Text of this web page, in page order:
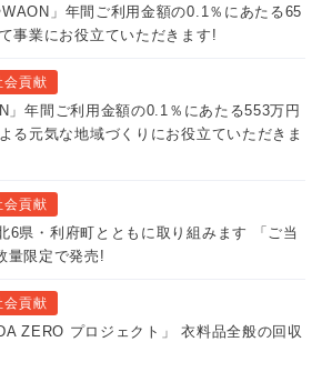
WAON」年間ご利用金額の0.1％にあたる65
事業にお役立ていただきます!
会貢献
」年間ご利用金額の0.1％にあたる553万円
る元気な地域づくりにお役立ていただきま
会貢献
6県・利府町とともに取り組みます 「ご当
量限定で発売!
会貢献
ZERO プロジェクト」 衣料品全般の回収